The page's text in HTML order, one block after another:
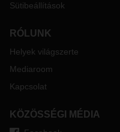
Sütibeállítások
RÓLUNK
Helyek világszerte
Mediaroom
Kapcsolat
KÖZÖSSÉGI MÉDIA